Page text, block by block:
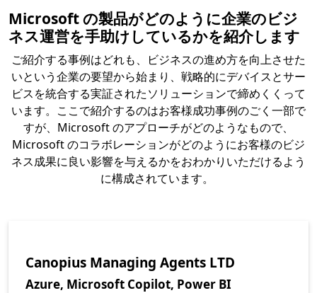
Microsoft の製品がどのように企業のビジ
ネス運営を手助けしているかを紹介します
ご紹介する事例はどれも、ビジネスの進め方を向上させた
いという企業の要望から始まり、戦略的にデバイスとサー
ビスを統合する実証されたソリューションで締めくくって
います。ここで紹介するのはお客様成功事例のごく一部で
すが、Microsoft のアプローチがどのようなもので、
Microsoft のコラボレーションがどのようにお客様のビジ
ネス成果に良い影響を与えるかをおわかりいただけるよう
に構成されています。
Canopius Managing Agents LTD
Azure, Microsoft Copilot, Power BI